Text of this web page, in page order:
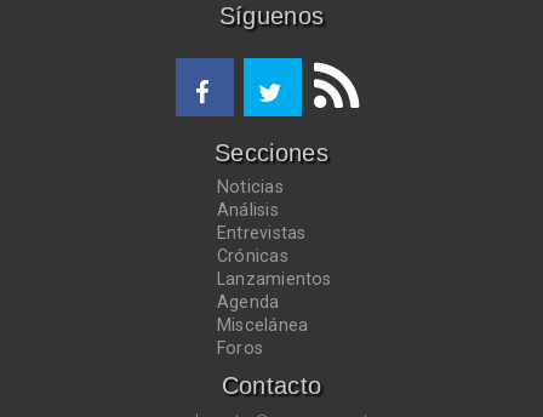
Síguenos
Secciones
Noticias
Análisis
Entrevistas
Crónicas
Lanzamientos
Agenda
Miscelánea
Foros
Contacto